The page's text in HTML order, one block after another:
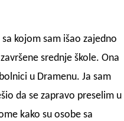
kojom sam išao zajedno
srednje škole. Ona
u Dramenu. Ja sam
da se zapravo preselim u
kako su osobe sa